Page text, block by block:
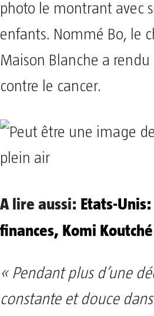
photo le montrant avec
enfants. Nommé Bo, le
Maison Blanche a rendu
contre le cancer.
A lire aussi: Etats-
finances, Komi
« Pendant plus d’une
constante et douce